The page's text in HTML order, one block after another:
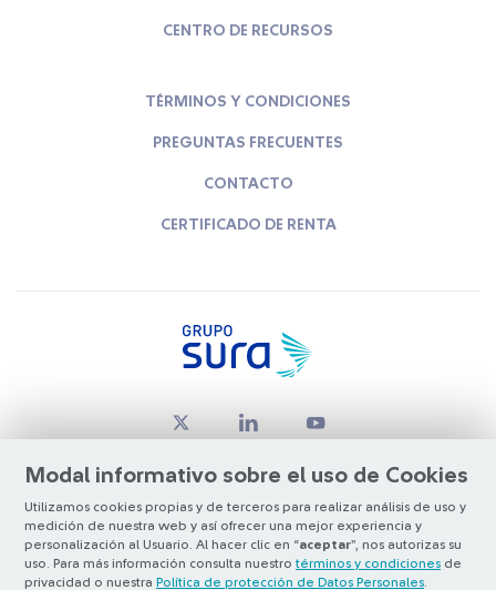
Modal informativo sobre el uso de Cookies
Utilizamos cookies propias y de terceros para realizar análisis de uso y
medición de nuestra web y así ofrecer una mejor experiencia y
personalización al Usuario. Al hacer clic en “aceptar”, nos autorizas su
uso. Para más información consulta nuestro términos y condiciones de
privacidad o nuestra Política de protección de Datos Personales
CENTRO DE RECURSOS
TÉRMINOS Y CONDICIONES
PREGUNTAS FRECUENTES
CONTACTO
CERTIFICADO DE RENTA
© Copyright Grupo SURA 2026